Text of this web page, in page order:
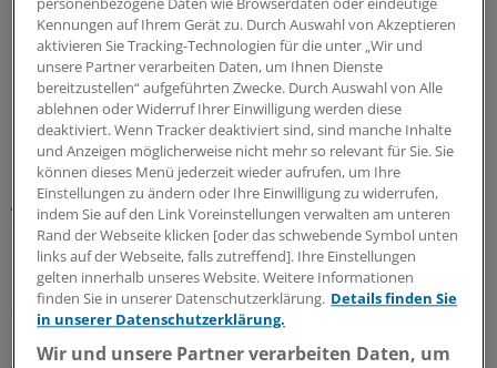
Durch den Schritt in die Niederlassung vor zehn Jahren
konnte Schmidt ihre Kinder mehr im Alltag begleiten:
Ihre Söhne hätten beispielsweise des Öfteren ihre
Hausaufgaben in der Praxis erledigt.
"Im Gemeinschaftsraum der Praxis, gelegentlich auch
gemeinsam mit Kindern anderer Mütter aus dem Team",
sagt Schmidt.
Grund dafür, dass junge Ärzte vor der Freiberuflichkeit
zurückschrecken und solche Möglichkeiten ungenutzt
lassen sieht sie vor allem in dem Vertrauensverlust
gegenüber der Niederlassung.
personenbezogene Daten wie Browserdaten oder eindeutige
Kennungen auf Ihrem Gerät zu. Durch Auswahl von Akzeptieren
aktivieren Sie Tracking-Technologien für die unter „Wir und
unsere Partner verarbeiten Daten, um Ihnen Dienste
bereitzustellen“ aufgeführten Zwecke. Durch Auswahl von Alle
ablehnen oder Widerruf Ihrer Einwilligung werden diese
deaktiviert. Wenn Tracker deaktiviert sind, sind manche Inhalte
und Anzeigen möglicherweise nicht mehr so relevant für Sie. Sie
können dieses Menü jederzeit wieder aufrufen, um Ihre
Einstellungen zu ändern oder Ihre Einwilligung zu widerrufen,
indem Sie auf den Link Voreinstellungen verwalten am unteren
Rand der Webseite klicken [oder das schwebende Symbol unten
links auf der Webseite, falls zutreffend]. Ihre Einstellungen
gelten innerhalb unseres Website. Weitere Informationen
finden Sie in unserer Datenschutzerklärung. Details finden Sie
in unserer Datenschutzerklärung.
Wir und unsere Partner verarbeiten Daten, um